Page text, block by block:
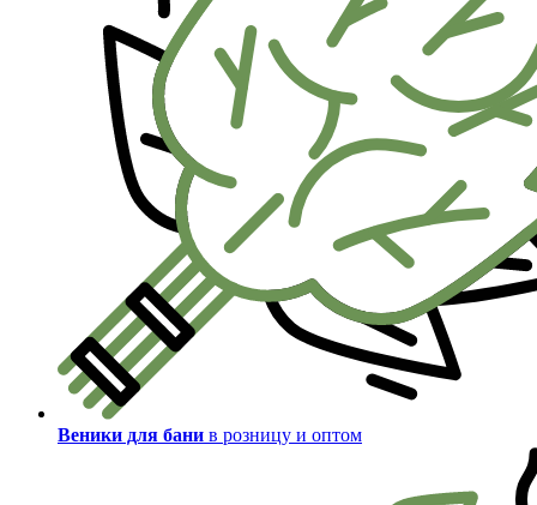
Веники для бани в розницу и оптом